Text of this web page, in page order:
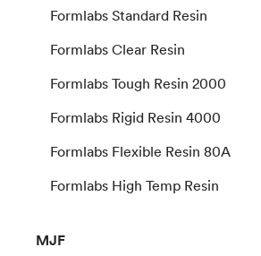
Formlabs Standard Resin
Formlabs Clear Resin
Formlabs Tough Resin 2000
Formlabs Rigid Resin 4000
Formlabs Flexible Resin 80A
Formlabs High Temp Resin
MJF